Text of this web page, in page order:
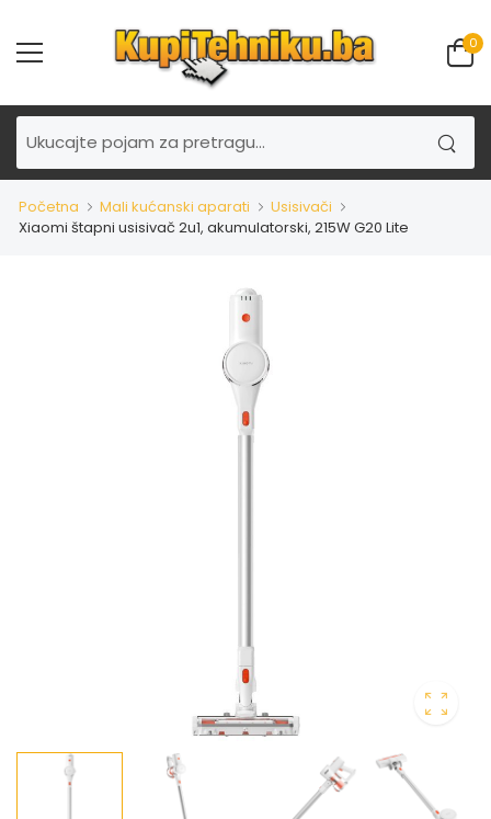
0
Početna Mali kućanski aparati
Usisivači
Xiaomi štapni usisivač 2u1, akumulatorski, 215W G20 Lite